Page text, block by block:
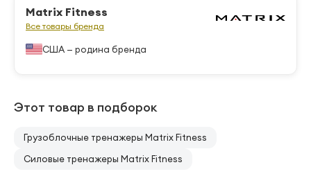
Matrix Fitness
Все товары бренда
США — родина бренда
Этот товар в подборок
Грузоблочные тренажеры Matrix Fitness
Силовые тренажеры Matrix Fitness